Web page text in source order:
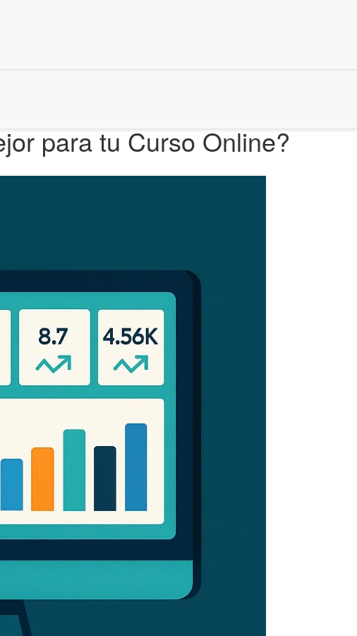
para tu Curso Online?